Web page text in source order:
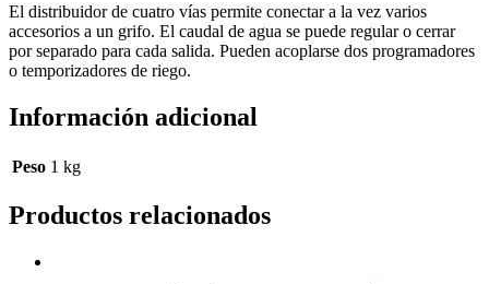
El distribuidor de cuatro vías permite conectar a la vez varios
accesorios a un grifo. El caudal de agua se puede regular o cerrar
por separado para cada salida. Pueden acoplarse dos programadores
o temporizadores de riego.
Información adicional
Peso 1 kg
Productos relacionados